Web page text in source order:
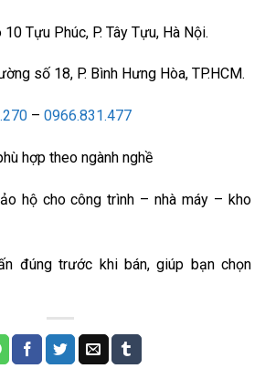
Tựu Phúc, P. Tây Tựu, Hà Nội.
số 18, P. Bình Hưng Hòa, TP.HCM.
– 0966.831.477
hợp theo ngành nghề
hộ cho công trình – nhà máy – kho
đúng trước khi bán, giúp bạn chọn